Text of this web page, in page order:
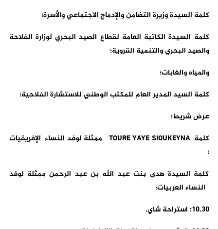
كلمة السيدة وزيرة التضامن والإدماج الاجتماعي والأسرة؛
كلمة السيدة الكاتبة العامة لقطاع الصيد البحري لوزارة الفلاحة
والصيد البحري والتنمية القروية؛
والمياه والغابات؛
كلمة السيد المدير العام للمكتب الوطني للاستشارة الفلاحية؛
عرض شريط؛
كلمة TOURE YAYE SIOUKEYNA ممثلة لوفد النساء الإفريقيات
؛
كلمة السيدة هدى بنت عبد الله بن عبد الرحمن ممثلة لوفد
النساء العربيات؛
10.30: استراحة شاي.